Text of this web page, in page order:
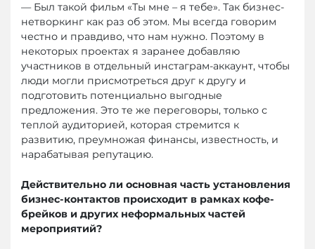
— Был такой фильм «Ты мне – я тебе». Так бизнес-
нетворкинг как раз об этом. Мы всегда говорим
честно и правдиво, что нам нужно. Поэтому в
некоторых проектах я заранее добавляю
участников в отдельный инстаграм-аккаунт, чтобы
люди могли присмотреться друг к другу и
подготовить потенциально выгодные
предложения. Это те же переговоры, только с
теплой аудиторией, которая стремится к
развитию, преумножая финансы, известность, и
нарабатывая репутацию.
Действительно ли основная часть установления
бизнес-контактов происходит в рамках кофе-
брейков и других неформальных частей
мероприятий?